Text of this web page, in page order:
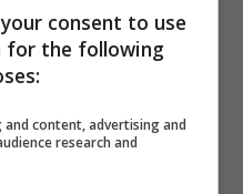
il cammino
recupero è
consent to use
for the following
content, advertising and
research and